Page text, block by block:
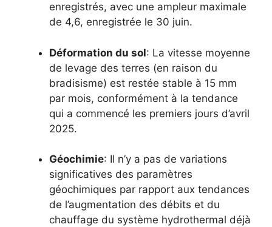
enregistrés, avec une ampleur maximale
de 4,6, enregistrée le 30 juin.
Déformation du sol: La vitesse moyenne
de levage des terres (en raison du
bradisisme) est restée stable à 15 mm
par mois, conformément à la tendance
qui a commencé les premiers jours d’avril
2025.
Géochimie: Il n’y a pas de variations
significatives des paramètres
géochimiques par rapport aux tendances
de l’augmentation des débits et du
chauffage du système hydrothermal déjà